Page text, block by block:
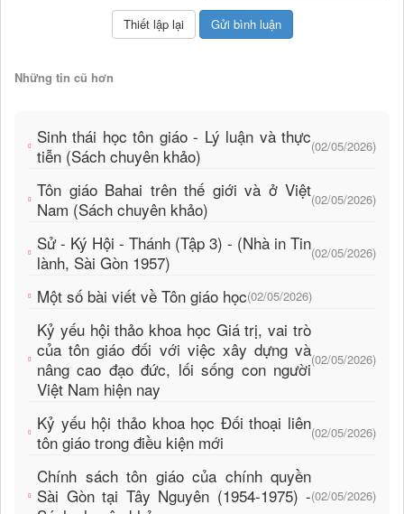
Những tin cũ hơn
Sinh thái học tôn giáo - Lý luận và thực
tiễn (Sách chuyên khảo)
(02/05/2026)
Tôn giáo Bahai trên thế giới và ở Việt
Nam (Sách chuyên khảo)
(02/05/2026)
Sử - Ký Hội - Thánh (Tập 3) - (Nhà in Tin
lành, Sài Gòn 1957)
(02/05/2026)
Một số bài viết về Tôn giáo học(02/05/2026)
Kỷ yếu hội thảo khoa học Giá trị, vai trò
của tôn giáo đối với việc xây dựng và
nâng cao đạo đức, lối sống con người
Việt Nam hiện nay
(02/05/2026)
Kỷ yếu hội thảo khoa học Đối thoại liên
tôn giáo trong điều kiện mới
(02/05/2026)
Chính sách tôn giáo của chính quyền
Sài Gòn tại Tây Nguyên (1954-1975) -(02/05/2026)